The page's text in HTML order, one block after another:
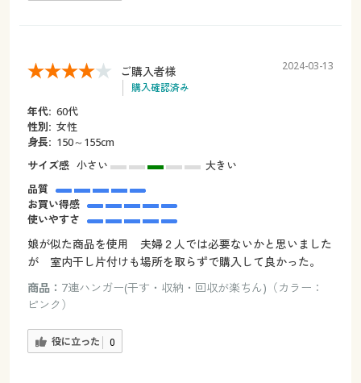
ご購入者様
購入確認済み
2024-03-13
年代: 60代
性別: 女性
身長: 150～155cm
サイズ感 小さい
大きい
品質
お買い得感
使いやすさ
娘が似た商品を使用 夫婦２人では必要ないかと思いました
が 室内干し片付けも場所を取らずで購入して良かった。
商品： 7連ハンガー(干す・収納・回収が楽ちん)（カラー：
ピンク）
役に立った 0